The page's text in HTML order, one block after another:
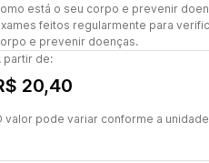
está o seu corpo e prevenir
feitos regularmente para
e prevenir doenças.
partir de:
20,40
valor pode variar conforme a unidade